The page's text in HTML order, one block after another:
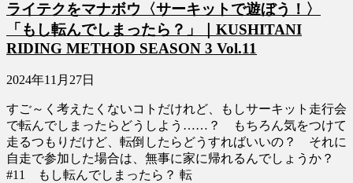
ライテクをマナボウ〈サーキットで遊ぼう！〉
「もし転んでしまったら？」｜KUSHITANI
RIDING METHOD SEASON 3 Vol.11
2024年11月27日
すご～く考えたくないコトだけれど、もしサーキット走行会
で転んでしまったらどうしよう……？ もちろん気をつけて
走るつもりだけど、転倒したらどうすればいいの？ それに
自走で参加した場合は、無事に家に帰れるんでしょうか？
#11 もし転んでしまったら？ 転